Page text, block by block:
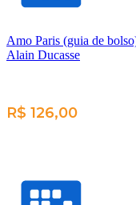
Amo Paris (guia de
Alain Ducasse
R$ 126,00